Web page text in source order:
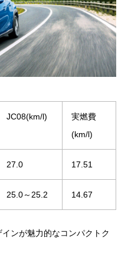
JC08(km/l)
実燃費
(km/l)
27.0 17.51
25.0～25.2 14.67
ンが魅力的なコンパクトク